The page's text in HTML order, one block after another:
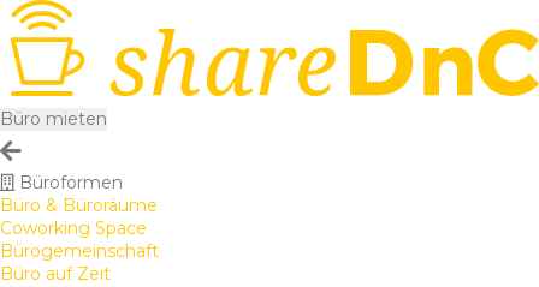
Büro mieten
Büroformen
Büro & Büroräume
Coworking Space
Bürogemeinschaft
Büro auf Zeit